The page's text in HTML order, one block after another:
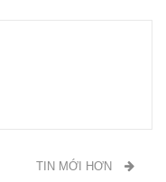
TIN MỚI HƠN